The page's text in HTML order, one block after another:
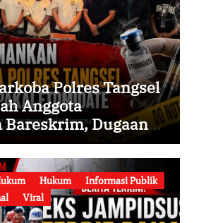
Polres Tangsel
Anggota
Dugaan
Narkoba serta
Wewenang
Hukum
Informasi Publik
Viral